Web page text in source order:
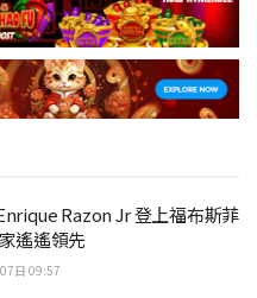
Razon Jr 登上福布斯菲
遙遙領先
日 09:57